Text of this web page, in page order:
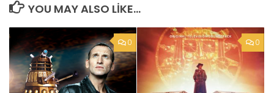
YOU MAY ALSO LIKE...
0 0